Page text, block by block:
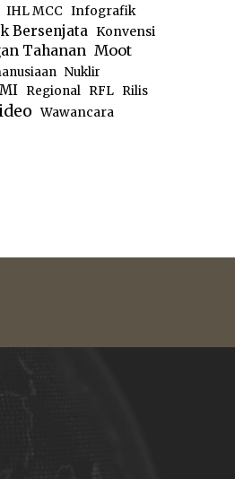
IHL MCC Infografik
Bersenjata Konvensi
Tahanan Moot
Nuklir
Regional RFL
Rilis
Wawancara